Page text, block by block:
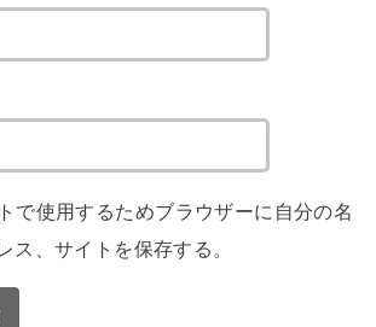
で使用するためブラウザーに自分の名
ス、サイトを保存する。